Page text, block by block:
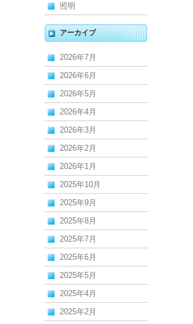
照明
アーカイブ
2026年7月
2026年6月
2026年5月
2026年4月
2026年3月
2026年2月
2026年1月
2025年10月
2025年9月
2025年8月
2025年7月
2025年6月
2025年5月
2025年4月
2025年2月